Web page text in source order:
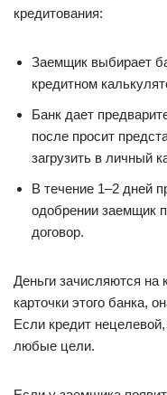
кредитования:
Заемщик выбирает
кредитном
Банк дает
после просит
загрузить в личный
В течение 1–2 дней
одобрении заемщик
договор.
Деньги зачисляются на
карточки этого банка,
Если кредит
любые цели.